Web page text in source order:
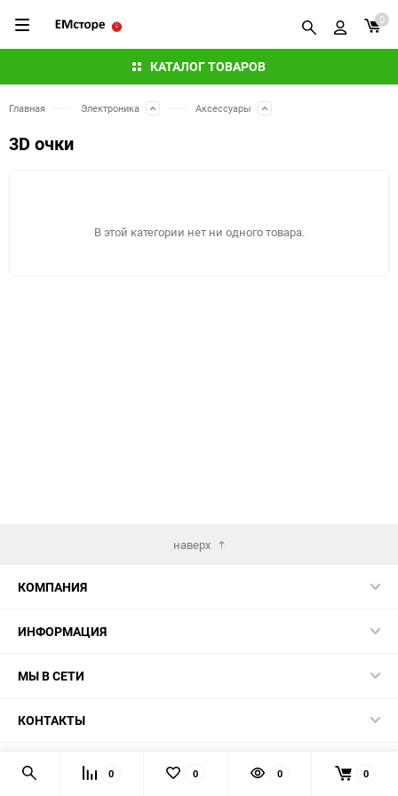
КАТАЛОГ ТОВАРОВ
0
Главная Электроника Аксессуары
3D очки
В этой категории нет ни одного товара.
наверх
КОМПАНИЯ
ИНФОРМАЦИЯ
МЫ В СЕТИ
КОНТАКТЫ
© 2026
0 0 0 0